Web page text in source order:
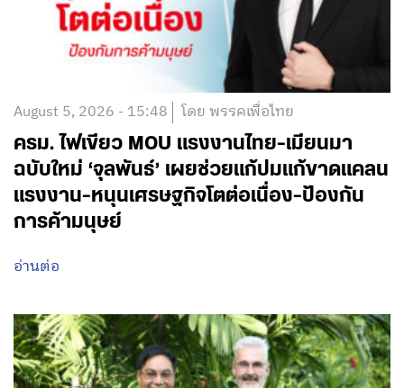
August 5, 2026 - 15:48 โดย พรรคเพื่อไทย
ครม. ไฟเขียว MOU แรงงานไทย-เมียนมา
ฉบับใหม่ ‘จุลพันธ์’ เผยช่วยแก้ปมแก้ขาดแคลน
แรงงาน-หนุนเศรษฐกิจโตต่อเนื่อง-ป้องกัน
การค้ามนุษย์
อ่านต่อ